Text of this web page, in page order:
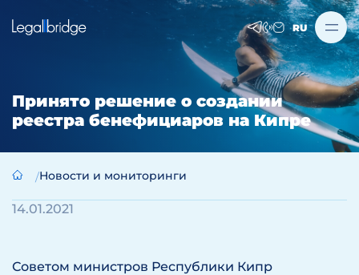
RU
Принято решение о создании
реестра бенефициаров на Кипре
Новости и мониторинги
14.01.2021
Советом министров Республики Кипр